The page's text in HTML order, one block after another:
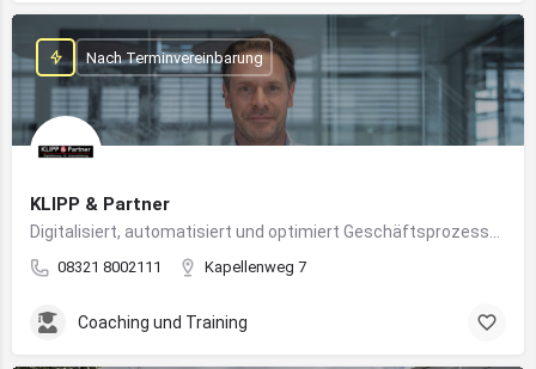
KLIPP & Partner
08321 8002111 Kapellenweg 7
Nach Terminvereinbarung
Coaching und Training